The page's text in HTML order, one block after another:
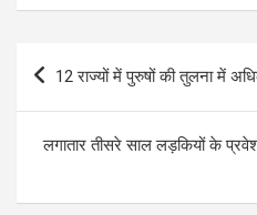
Post
navigation
12 राज्यों में पुरुषों की तुलना में
लगातार तीसरे साल लड़कियों के